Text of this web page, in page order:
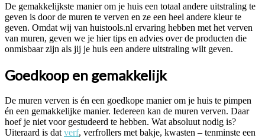
De gemakkelijkste manier om je huis een totaal andere uitstraling te
geven is door de muren te verven en ze een heel andere kleur te
geven. Omdat wij van huistools.nl ervaring hebben met het verven
van muren, geven we je hier tips en advies over de producten die
onmisbaar zijn als jij je huis een andere uitstraling wilt geven.
Goedkoop en gemakkelijk
De muren verven is én een goedkope manier om je huis te pimpen
én een gemakkelijke manier. Iedereen kan de muren verven. Daar
hoef je niet voor gestudeerd te hebben. Wat absoluut nodig is?
Uiteraard is dat verf, verfrollers met bakje, kwasten – tenminste een